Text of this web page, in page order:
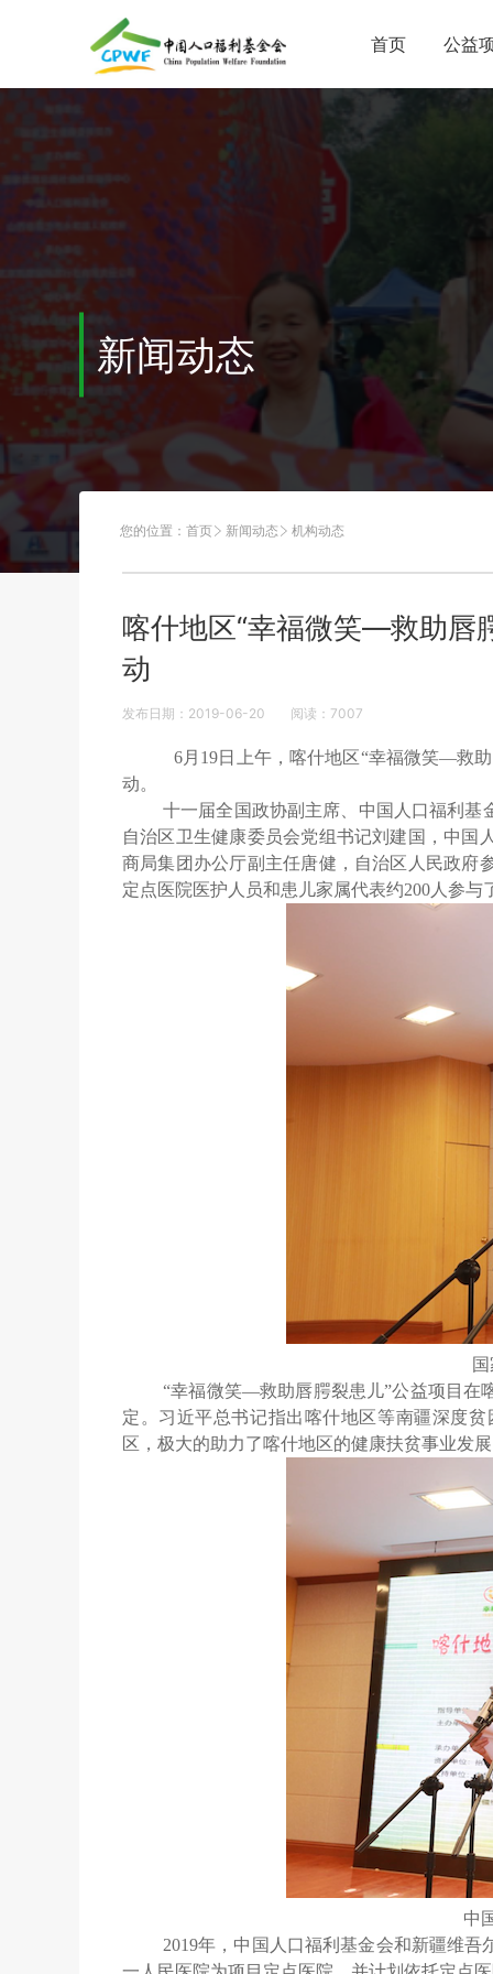
首页 公益
新闻动态
您的位置： 首页 新闻动态 机构动态
喀什地区“幸福微笑—救助唇
动
发布日期：2019-06-20 阅读： 7007
6月19日上午，喀什地区“幸福微笑—救
动。
十一届全国政协副主席、中国人口福利
自治区卫生健康委员会党组书记刘建国，中国
商局集团办公厅副主任唐健，自治区人民政府
定点医院医护人员和患儿家属代表约200 人参与
“幸福微笑—救助唇腭裂患儿”公益项目在
定。习近平总书记指出喀什地区等南疆深度
区，极大的助力了喀什地区的健康扶贫事业发
中
2019年，中国人口福利基金会和新疆维吾